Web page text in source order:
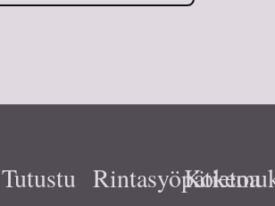
Tutustu Rintasyöpätietoa